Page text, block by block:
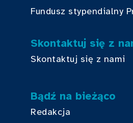
Fundusz stypendialny
Skontaktuj się z
Skontaktuj się z nami
Bądź na bieżąco
Redakcja